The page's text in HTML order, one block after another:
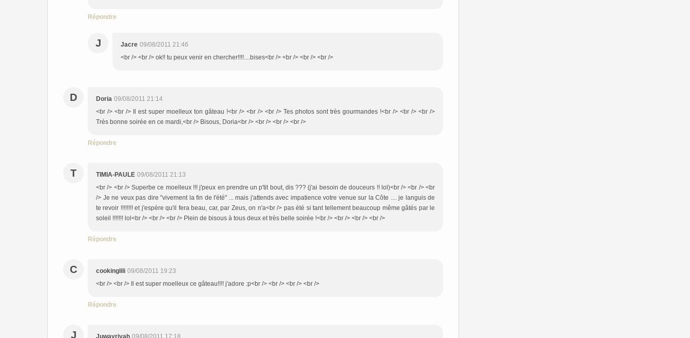
Répondre
J Jacre 09/08/2011 21:46
<br /> <br /> ok!! tu peux venir en chercher!!!!....bises<br /> <br /> <br /> <br />
D Doria 09/08/2011 21:14
<br /> <br /> Il est super moelleux ton gâteau !<br /> <br /> <br /> Tes photos sont très gourmandes !<br /> <br /> <br />
Très bonne soirée en ce mardi,<br /> Bisous, Doria<br /> <br /> <br /> <br />
Répondre
T TIMIA-PAULE 09/08/2011 21:13
<br /> <br /> Superbe ce moelleux !!! j'peux en prendre un p'tit bout, dis ??? (j'ai besoin de douceurs !! lol)<br /> <br /> <br
/> Je ne veux pas dire "vivement la fin de l'été" ... mais j'attends avec impatience votre venue sur la Côte .... je languis de
te revoir !!!!!!!! et j'espère qu'il fera beau, car, par Zeus, on n'a<br /> pas été si tant tellement beaucoup même gâtés par le
soleil !!!!!!! lol<br /> <br /> <br /> Plein de bisous à tous deux et très belle soirée !<br /> <br /> <br /> <br />
Répondre
C cookinglili 09/08/2011 19:23
<br /> <br /> Il est super moelleux ce gâteau!!!! j'adore :p<br /> <br /> <br /> <br />
Répondre
J Juwayriyah 09/08/2011 17:18